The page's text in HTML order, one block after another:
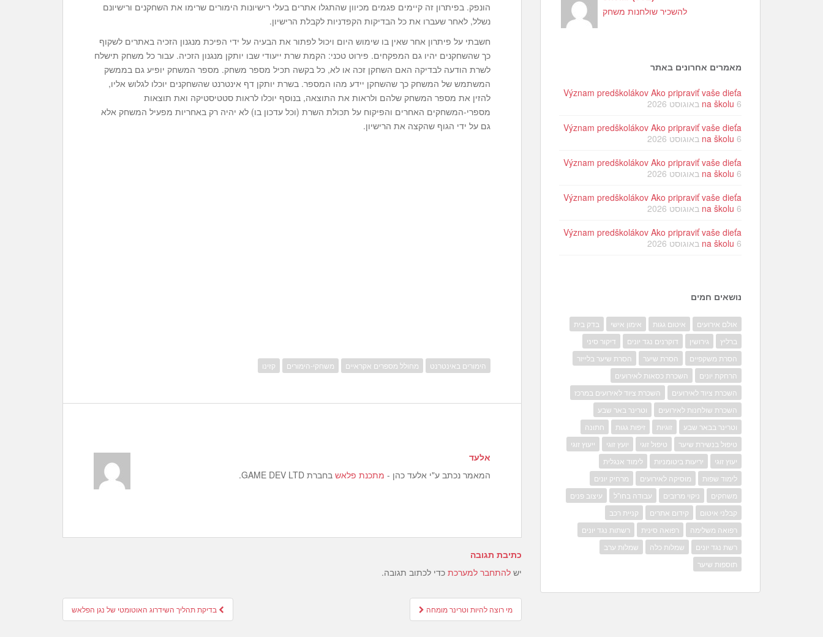
הונפק. בפיתרון זה קיימים פגמים מכיוון שהתגלו אתרים בעלי רישיונות הימורים שרימו את השחקנים ורישיונם
נשלל, לאחר שעברו את כל הבדיקות הקפדניות לקבלת הרישיון.
חשבתי על פיתרון אחר שאין בו שימוש היום ויכול לפתור את הבעיה על ידי הפיכת מנגנון הזכיה באתרים לשקוף
כך שהשחקנים יהיו גם המפקחים. פירוט טכני: הקמת שרת ייעודי שבו יותקן מנגנון הזכיה. עבור כל משחק תישלח
לשרת הודעה לבדיקה האם השחקן זכה או לא, כל בקשה תכיל מספר משחק. מספר המשחק יופיע גם בממשק
המשתמש של המשחק כך שהשחקן יידע מהו המספר. בשרת יותקן דף אינטרנט שהשחקנים יוכלו לגלוש אליו,
להזין את מספר המשחק שלהם ולראות את התוצאה, בנוסף יוכלו לראות סטטיסטיקה ואת תוצאות
מספרי-המשחקים האחרים והפיקוח על תכולת השרת (וכל עדכון בו) לא יהיה רק באחריות מפעיל המשחק אלא
גם על ידי הגוף שהקצה את הרישיון.
הימורים באינטרנט מחולל מספרים אקראיים משחקי-הימורים קזינו
אלעד
המאמר נכתב ע"י אלעד כהן - מתכנת פלאש בחברת GAME DEV LTD.
כתיבת תגובה
יש להתחבר למערכת כדי לכתוב תגובה.
Post
navigation
בדיקת תהליך השידרוג האוטומטי של נגן הפלאש מי רוצה להיות וטרינר מומחה
להשכיר שולחנות משחק
מאמרים אחרונים באתר
Význam predškolákov Ako pripraviť vaše dieťa
na školu 6 באוגוסט 2026
Význam predškolákov Ako pripraviť vaše dieťa
na školu 6 באוגוסט 2026
Význam predškolákov Ako pripraviť vaše dieťa
na školu 6 באוגוסט 2026
Význam predškolákov Ako pripraviť vaše dieťa
na školu 6 באוגוסט 2026
Význam predškolákov Ako pripraviť vaše dieťa
na školu 6 באוגוסט 2026
נושאים חמים
אולם אירועים איטום גגות אימון אישי
בדק בית
ברליץ
גירושין דוקרנים נגד יונים
דיקור סיני
הסרת משקפיים
הסרת שיער
הסרת שיער בלייזר
הרחקת יונים
השכרת כסאות לאירועים
השכרת ציוד לאירועים
השכרת ציוד לאירועים במרכז
השכרת שולחנות לאירועים
וטרינר באר שבע
וטרינר בבאר שבע
זוגיות זיפות גגות
חתונה
טיפול בנשירת שיער
טיפול זוגי יועץ זוגי
ייעוץ זוגי
יעוץ זוגי
יריעות ביטומניות
לימוד אנגלית
לימוד שפות
מוסיקה לאירועים
מרחיק יונים
משחקים
ניקוי מרזבים עבודה בחו"ל
עיצוב פנים
קבלני איטום
קידום אתרים
קניית רכב
רפואה משלימה
רפואה סינית
רשתות נגד יונים
רשת נגד יונים
שמלות כלה
שמלות ערב
תוספות שיער